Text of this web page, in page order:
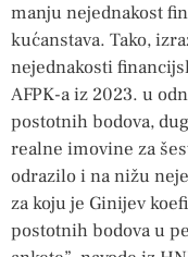
manju nejednakost
kućanstava. Tako,
nejednakosti
AFPK-a iz 2023. u
postotnih bodova,
realne imovine za
odrazilo i na nižu
za koju je Ginijev
postotnih bodova u